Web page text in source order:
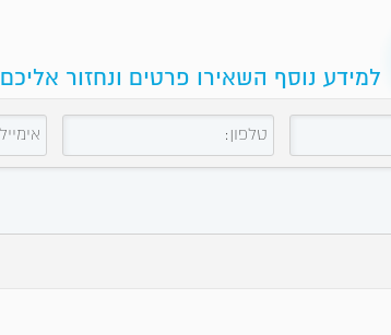
למידע נוסף השאירו פרטים ונחזור אליכם